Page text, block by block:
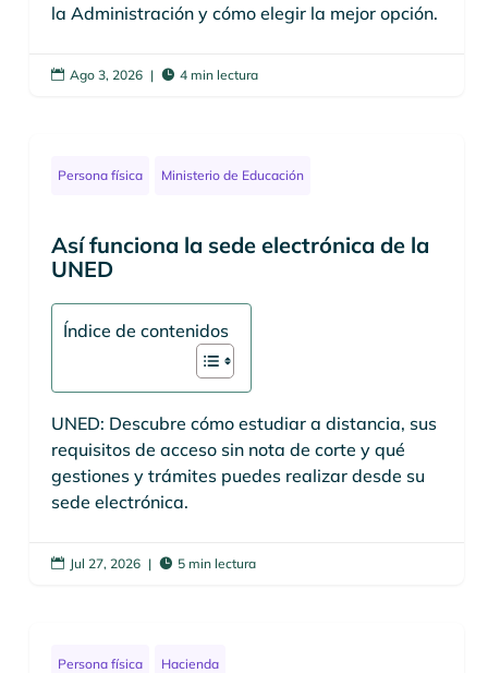
la Administración y cómo elegir la mejor opción.
 Ago 3, 2026 |  4 min lectura
Persona física Ministerio de Educación
Así funciona la sede electrónica de la
UNED
Índice de contenidos
UNED: Descubre cómo estudiar a distancia, sus
requisitos de acceso sin nota de corte y qué
gestiones y trámites puedes realizar desde su
sede electrónica.
 Jul 27, 2026 |  5 min lectura
Persona física Hacienda